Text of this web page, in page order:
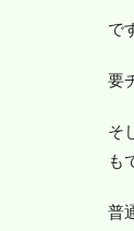
で
要
そ
も
普